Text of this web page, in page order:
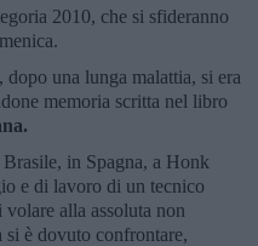
2010, che si sfideranno
una lunga malattia, si era
memoria scritta nel libro
in Spagna, a Honk
e di lavoro di un tecnico
alla assoluta non
si è dovuto confrontare,